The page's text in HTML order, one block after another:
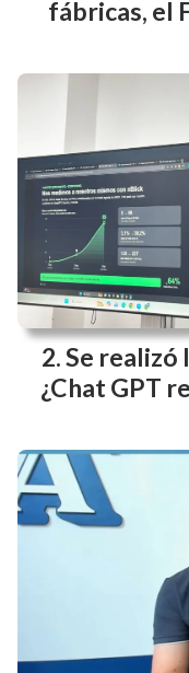
fábricas, el
Se realizó
¿Chat GPT